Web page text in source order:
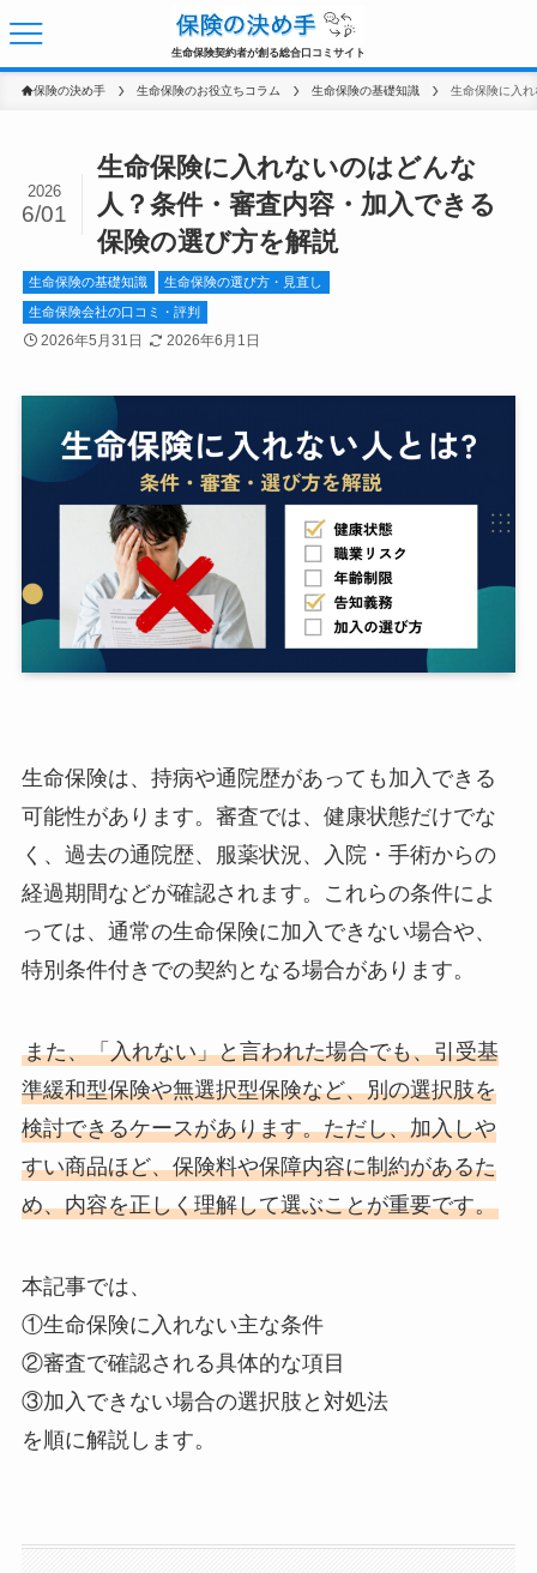
生命保険契約者が創る総合口コミサイト
保険の決め手 生命保険のお役立ちコラム 生命保険の基礎知識
生命保険に入れないのはどんな
人？条件・審査内容・加入できる
保険の選び方を解説
2026
6/01
生命保険の基礎知識 生命保険の選び方・見直し
生命保険会社の口コミ・評判
2026年5月31日 2026年6月1日
生命保険は、持病や通院歴があっても加入できる
可能性があります。審査では、健康状態だけでな
く、過去の通院歴、服薬状況、入院・手術からの
経過期間などが確認されます。これらの条件によ
っては、通常の生命保険に加入できない場合や、
特別条件付きでの契約となる場合があります。
また、「入れない」と言われた場合でも、引受基
準緩和型保険や無選択型保険など、別の選択肢を
検討できるケースがあります。ただし、加入しや
すい商品ほど、保険料や保障内容に制約があるた
め、内容を正しく理解して選ぶことが重要です。
本記事では、
①生命保険に入れない主な条件
②審査で確認される具体的な項目
③加入できない場合の選択肢と対処法
を順に解説します。